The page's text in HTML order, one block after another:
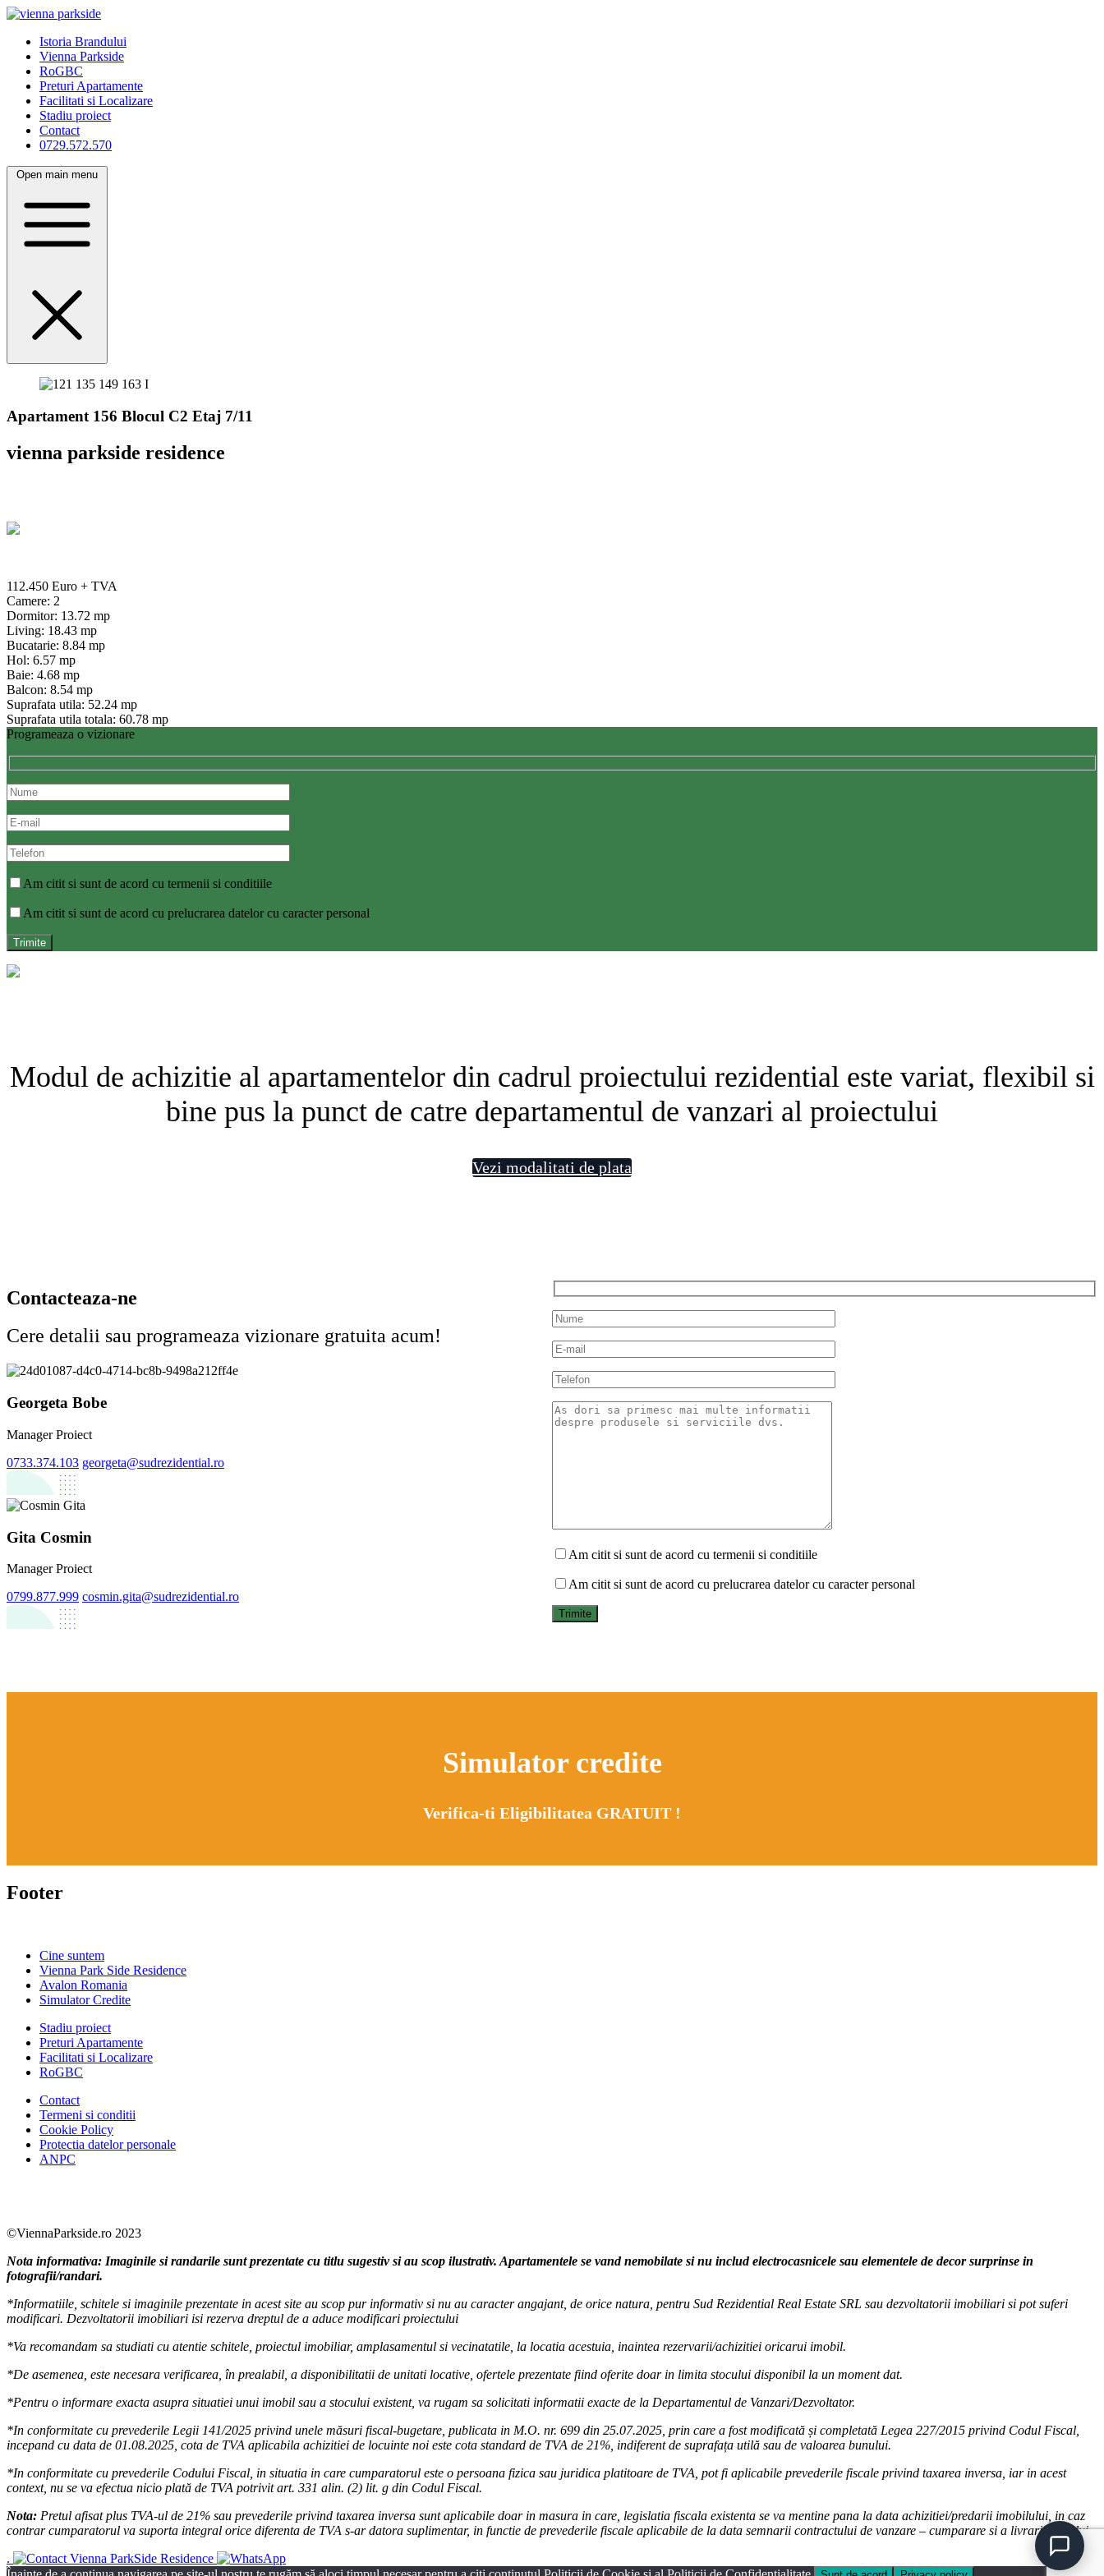
Istoria Brandului
Vienna Parkside
RoGBC
Preturi Apartamente
Facilitati si Localizare
Stadiu proiect
Contact
0729.572.570
Open main menu
Apartament 156 Blocul C2 Etaj 7/11
vienna parkside residence
112.450 Euro + TVA
Camere: 2
Dormitor: 13.72 mp
Living: 18.43 mp
Bucatarie: 8.84 mp
Hol: 6.57 mp
Baie: 4.68 mp
Balcon: 8.54 mp
Suprafata utila: 52.24 mp
Suprafata utila totala: 60.78 mp
Programeaza o vizionare
Am citit si sunt de acord cu termenii si conditiile
Am citit si sunt de acord cu prelucrarea datelor cu caracter personal
Modul de achizitie al apartamentelor din cadrul proiectului rezidential este variat, flexibil si
bine pus la punct de catre departamentul de vanzari al proiectului
Vezi modalitati de plata
Contacteaza-ne
Cere detalii sau programeaza vizionare gratuita acum!
Georgeta Bobe
Manager Proiect
0733.374.103 georgeta@sudrezidential.ro
Gita Cosmin
Manager Proiect
0799.877.999 cosmin.gita@sudrezidential.ro
Am citit si sunt de acord cu termenii si conditiile
Am citit si sunt de acord cu prelucrarea datelor cu caracter personal
Simulator credite
Verifica-ti Eligibilitatea GRATUIT !
Footer
Cine suntem
Vienna Park Side Residence
Avalon Romania
Simulator Credite
Stadiu proiect
Preturi Apartamente
Facilitati si Localizare
RoGBC
Contact
Termeni si conditii
Cookie Policy
Protectia datelor personale
ANPC
©ViennaParkside.ro 2023
Nota informativa: Imaginile si randarile sunt prezentate cu titlu sugestiv si au scop ilustrativ. Apartamentele se vand nemobilate si nu includ electrocasnicele sau elementele de decor surprinse in
fotografii/randari.
*Informatiile, schitele si imaginile prezentate in acest site au scop pur informativ si nu au caracter angajant, de orice natura, pentru Sud Rezidential Real Estate SRL sau dezvoltatorii imobiliari si pot suferi
modificari. Dezvoltatorii imobiliari isi rezerva dreptul de a aduce modificari proiectului
*Va recomandam sa studiati cu atentie schitele, proiectul imobiliar, amplasamentul si vecinatatile, la locatia acestuia, inaintea rezervarii/achizitiei oricarui imobil.
*De asemenea, este necesara verificarea, în prealabil, a disponibilitatii de unitati locative, ofertele prezentate fiind oferite doar in limita stocului disponibil la un moment dat.
*Pentru o informare exacta asupra situatiei unui imobil sau a stocului existent, va rugam sa solicitati informatii exacte de la Departamentul de Vanzari/Dezvoltator.
*In conformitate cu prevederile Legii 141/2025 privind unele măsuri fiscal-bugetare, publicata in M.O. nr. 699 din 25.07.2025, prin care a fost modificată și completată Legea 227/2015 privind Codul Fiscal,
incepand cu data de 01.08.2025, cota de TVA aplicabila achizitiei de locuinte noi este cota standard de TVA de 21%, indiferent de suprafața utilă sau de valoarea bunului.
*In conformitate cu prevederile Codului Fiscal, in situatia in care cumparatorul este o persoana fizica sau juridica platitoare de TVA, pot fi aplicabile prevederile fiscale privind taxarea inversa, iar in acest
context, nu se va efectua nicio plată de TVA potrivit art. 331 alin. (2) lit. g din Codul Fiscal.
Nota: Pretul afisat plus TVA-ul de 21% sau prevederile privind taxarea inversa sunt aplicabile doar in masura in care, legislatia fiscala existenta se va mentine pana la data achizitiei/predarii imobilului, in caz
contrar cumparatorul va suporta integral orice diferenta de TVA s-ar datora suplimentar, in functie de prevederile fiscale aplicabile de la data semnarii contractului de vanzare – cumparare si a livrarii bunului.
.